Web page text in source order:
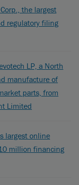
the largest
regulatory filing
LP, a North
manufacture of
parts, from
Limited
largest online
million financing